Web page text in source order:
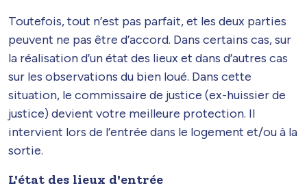
Toutefois, tout n’est pas parfait, et les deux parties
peuvent ne pas être d’accord. Dans certains cas, sur
la réalisation d’un état des lieux et dans d’autres cas
sur les observations du bien loué. Dans cette
situation, le commissaire de justice (ex-huissier de
justice) devient votre meilleure protection. Il
intervient lors de l’entrée dans le logement et/ou à la
sortie.
L'état des lieux d'entrée